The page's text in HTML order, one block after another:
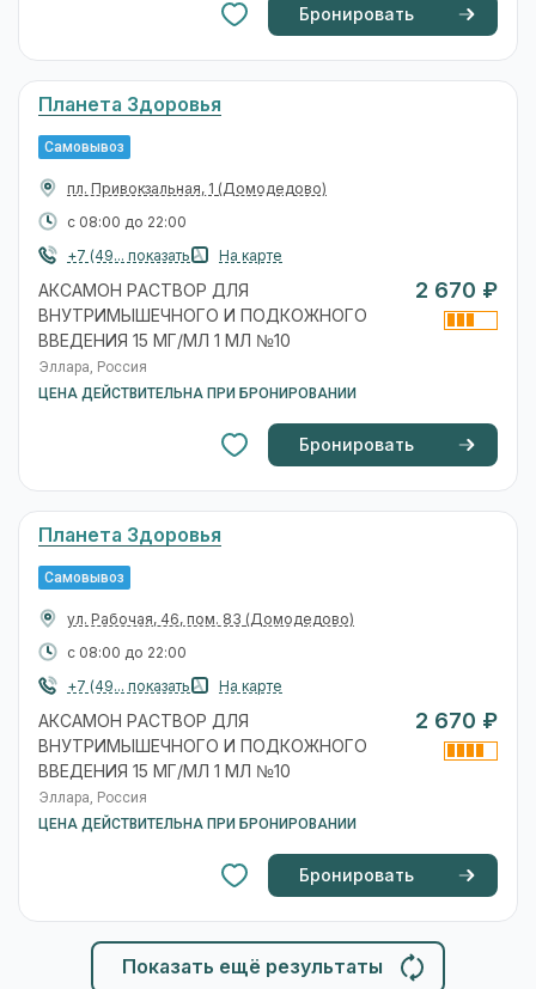
Бронировать
Планета Здоровья
Самовывоз
пл. Привокзальная, 1 (Домодедово)
с 08:00 до 22:00
+7 (49... показать
На карте
АКСАМОН РАСТВОР ДЛЯ
ВНУТРИМЫШЕЧНОГО И ПОДКОЖНОГО
ВВЕДЕНИЯ 15 МГ/МЛ 1 МЛ №10
Эллара, Россия
ЦЕНА ДЕЙСТВИТЕЛЬНА ПРИ БРОНИРОВАНИИ
2 670 ₽
Бронировать
Планета Здоровья
Самовывоз
ул. Рабочая, 46, пом. 83 (Домодедово)
с 08:00 до 22:00
+7 (49... показать
На карте
АКСАМОН РАСТВОР ДЛЯ
ВНУТРИМЫШЕЧНОГО И ПОДКОЖНОГО
ВВЕДЕНИЯ 15 МГ/МЛ 1 МЛ №10
Эллара, Россия
ЦЕНА ДЕЙСТВИТЕЛЬНА ПРИ БРОНИРОВАНИИ
2 670 ₽
Бронировать
Показать ещё результаты